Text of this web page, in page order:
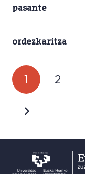
pasante
ordezkaritza
1 2